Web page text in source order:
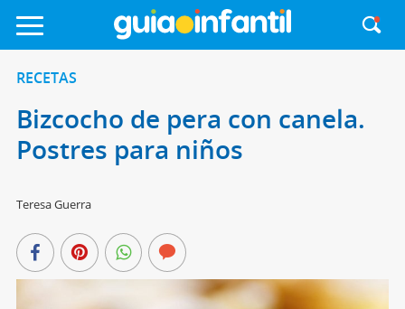
RECETAS
Bizcocho de pera con canela.
Postres para niños
Teresa Guerra